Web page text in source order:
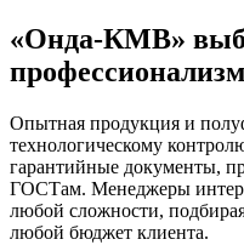
«Онда-КМВ»
профессионализм
Опытная продукция и
технологическому
гарантийные документы,
ГОСТам. Менеджеры
любой сложности,
любой бюджет клиента.